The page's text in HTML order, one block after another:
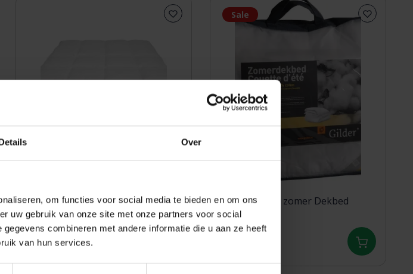
Over
om functies voor social media te bieden en om ons
uw gebruik van onze site met onze partners voor social
combineren met andere informatie die u aan ze heeft
van hun services.
Nightkiss 90% EU-eendendons
140x220 Zomer - 300 gram
209,00
Sale
Gilder Katoen zomer Dekbed
135x200